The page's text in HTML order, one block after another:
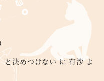
と決めつけないに有沙よ